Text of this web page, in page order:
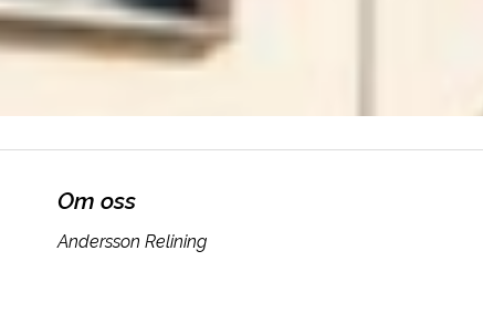
Om oss
Andersson Relining